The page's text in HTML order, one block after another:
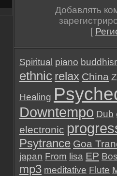
Добавлять
[
Spiritual piano
ethnic relax China
Healing
Downtempo Dub
electronic
Psytrance Goa
japan From lisa EP
mp3 meditative Flute